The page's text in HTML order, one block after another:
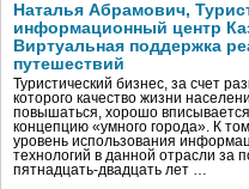
Наталья Абрамович,
информационный центр
Виртуальная поддержка
путешествий
Туристический бизнес, за счет
которого качество жизни
повышаться, хорошо
концепцию «умного города». К
уровень использования
технологий в данной отрасли за
пятнадцать-двадцать лет …